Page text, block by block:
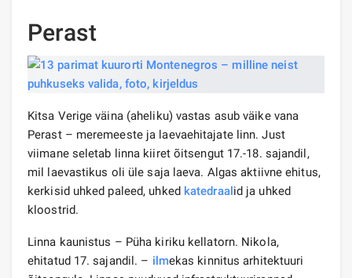
Perast
Kitsa Verige väina (aheliku) vastas asub väike vana
Perast – meremeeste ja laevaehitajate linn. Just
viimane seletab linna kiiret õitsengut 17.-18. sajandil,
mil laevastikus oli üle saja laeva. Algas aktiivne ehitus,
kerkisid uhked paleed, uhked katedraalid ja uhked
kloostrid.
Linna kaunistus – Püha kiriku kellatorn. Nikola,
ehitatud 17. sajandil. – ilmekas kinnitus arhitektuuri